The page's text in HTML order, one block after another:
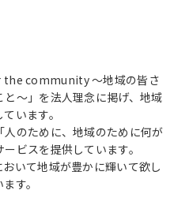
the community ～地域の皆さ
～」を法人理念に掲げ、地域
います。
のために、地域のために何が
ビスを提供しています。
いて地域が豊かに輝いて欲し
す。